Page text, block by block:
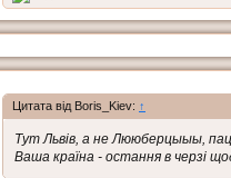
Цитата від Boris_Kiev: ↑
Тут Львів, а не Лююберцыыы,
Ваша країна - остання в черзі